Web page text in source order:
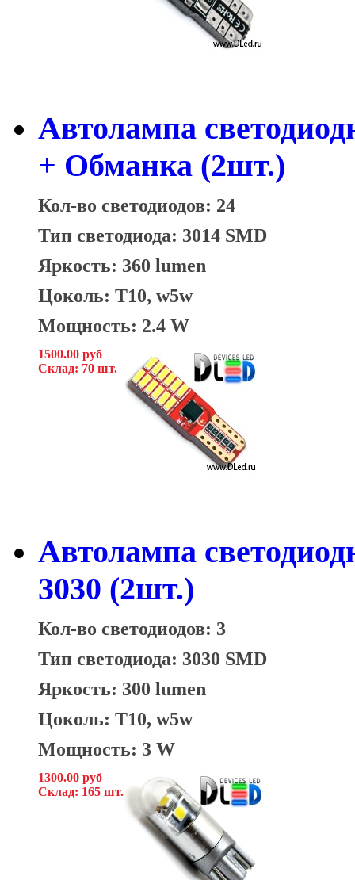
Автолампа
+ Обманка (2шт.)
Кол-во светодиодов: 24
Тип светодиода: 3014 SMD
Яркость: 360 lumen
Цоколь: T10, w5w
Мощность: 2.4 W
1500.00 руб
Склад: 70 шт.
Автолампа
3030 (2шт.)
Кол-во светодиодов: 3
Тип светодиода: 3030 SMD
Яркость: 300 lumen
Цоколь: T10, w5w
Мощность: 3 W
1300.00 руб
Склад: 165 шт.